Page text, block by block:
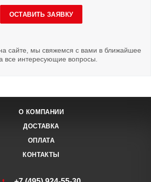
ОСТАВИТЬ ЗАЯВКУ
сайте, мы свяжемся с вами в ближайшее
все интересующие вопросы.
О КОМПАНИИ
ДОСТАВКА
ОПЛАТА
КОНТАКТЫ